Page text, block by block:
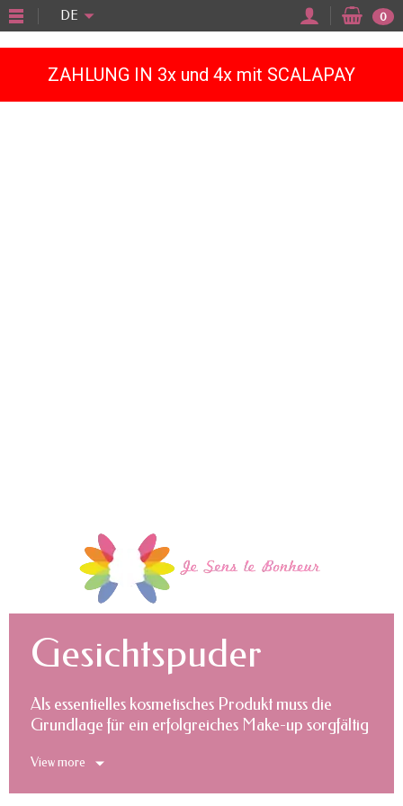
ZAHLUNG IN 3x und 4x mit SCALAPAY
DE 0
Gesichtspuder
Als essentielles kosmetisches Produkt muss die
Grundlage für ein erfolgreiches Make-up sorgfältig
Produkten auf dem Markt kann es jedoch leicht
View more